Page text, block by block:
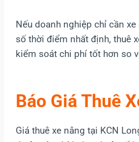
Nếu doanh nghiệp chỉ cần
số thời điểm nhất định, thuê
kiểm soát chi phí tốt hơn so
Báo Giá Thuê
Giá thuê xe nâng tại KCN